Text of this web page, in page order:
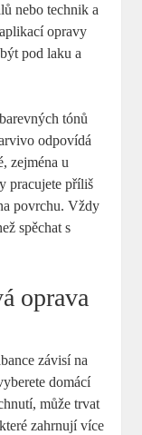
nebo technik⁤ a
opravy
pod ‌laku a
tónů
odpovídá
zejména u
pracujete příliš
povrchu.​ Vždy
spěchat s
oprava
závisí na
domácí
může‍ trvat
zahrnují více